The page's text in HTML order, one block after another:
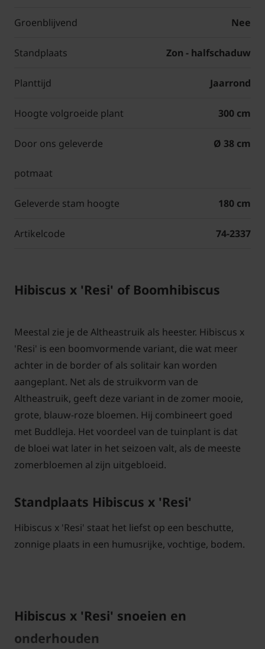
Groenblijvend Nee
Standplaats Zon - halfschaduw
Planttijd Jaarrond
Hoogte volgroeide plant 300 cm
Door ons geleverde
potmaat
Ø 38 cm
Geleverde stam hoogte 180 cm
Artikelcode 74-2337
Hibiscus x 'Resi' of Boomhibiscus
Meestal zie je de Altheastruik als heester. Hibiscus x
'Resi' is een boomvormende variant, die wat meer
achter in de border of als solitair kan worden
aangeplant. Net als de struikvorm van de
Altheastruik, geeft deze variant in de zomer mooie,
grote, blauw-roze bloemen. Hij combineert goed
met Buddleja. Het voordeel van de tuinplant is dat
de bloei wat later in het seizoen valt, als de meeste
zomerbloemen al zijn uitgebloeid.
Standplaats Hibiscus x 'Resi'
Hibiscus x 'Resi' staat het liefst op een beschutte,
zonnige plaats in een humusrijke, vochtige, bodem.
Hibiscus x 'Resi' snoeien en
onderhouden